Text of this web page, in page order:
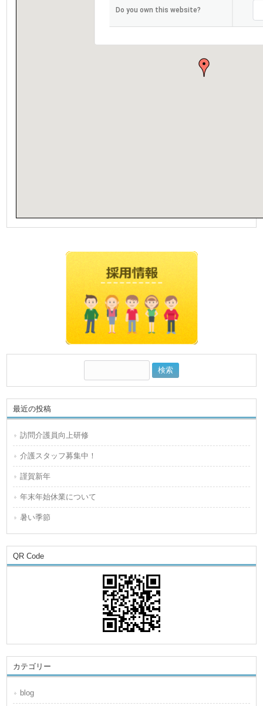
Do you own this website?
最近の投稿
訪問介護員向上研修
介護スタッフ募集中！
謹賀新年
年末年始休業について
暑い季節
QR Code
カテゴリー
blog